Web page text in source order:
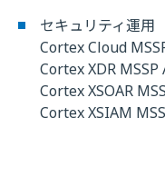
セキュリティ運用
Cortex Cloud
Cortex XDR
Cortex XSOAR
Cortex XSIAM